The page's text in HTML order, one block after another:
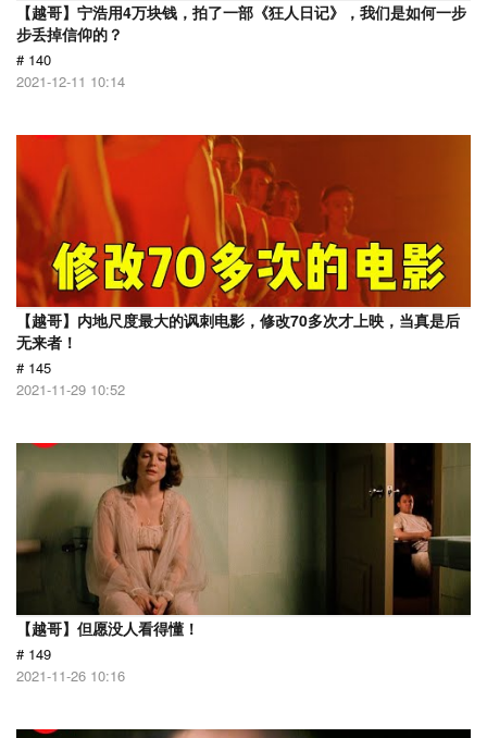
【越哥】宁浩用4万块钱，拍了一部《狂人日记》，我们是如何一步
步丢掉信仰的？
# 140
2021-12-11 10:14
【越哥】内地尺度最大的讽刺电影，修改70多次才上映，当真是后
无来者！
# 145
2021-11-29 10:52
【越哥】但愿没人看得懂！
# 149
2021-11-26 10:16